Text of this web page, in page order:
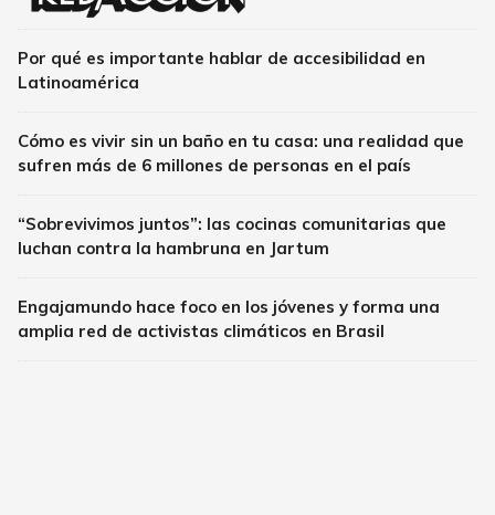
Por qué es importante hablar de accesibilidad en
Latinoamérica
Cómo es vivir sin un baño en tu casa: una realidad que
sufren más de 6 millones de personas en el país
“Sobrevivimos juntos”: las cocinas comunitarias que
luchan contra la hambruna en Jartum
Engajamundo hace foco en los jóvenes y forma una
amplia red de activistas climáticos en Brasil